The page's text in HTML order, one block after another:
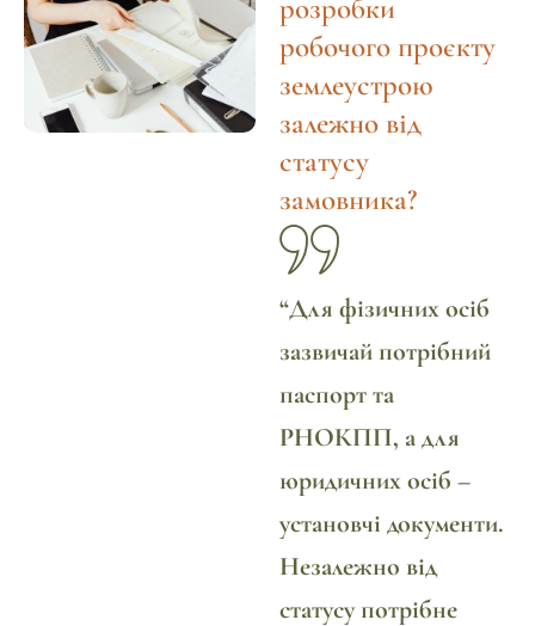
розробки
робочого проєкту
землеустрою
залежно від
статусу
замовника?
“Для фізичних осіб
зазвичай потрібний
паспорт та
РНОКПП, а для
юридичних осіб –
установчі документи.
Незалежно від
статусу потрібне